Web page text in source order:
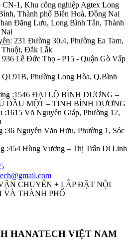
CN-1, Khu công nghiệp Agtex Long
Thành phố Biên Hoà, Đồng Nai
Đăng Lưu, Long Bình Tân, Thành
: 231 Đường 30.4, Phường Ea Tam,
Thuột, Đắk Lắk
936 Lê Đức Thọ - P15 - Quận Gò Vấp
QL91B, Phường Long Hòa, Q.Bình
:1546 ĐẠI LỘ BÌNH DƯƠNG –
DẦU MỘT – TỈNH BÌNH DƯƠNG
:1615 Võ Nguyên Giáp, Phường 12,
:36 Nguyễn Văn Hữu, Phường 1, Sóc
:454 Hùng Vương – Thị Trấn Di Linh
CHUYỂN + LẮP ĐẶT NỘI
VÀ THÀNH PHỐ
HANATECH VIỆT NAM